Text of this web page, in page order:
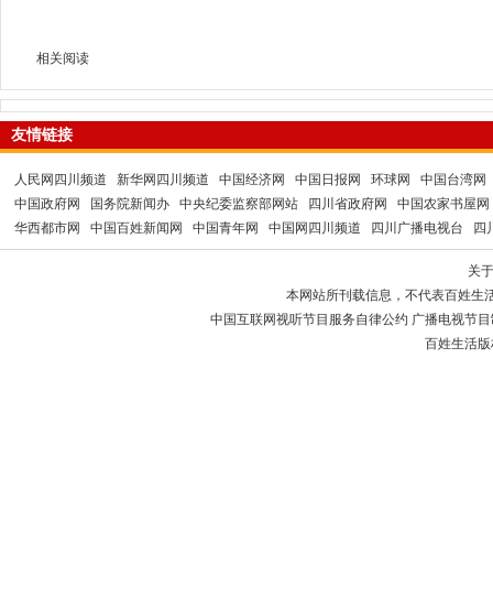
相关阅读
友情链接
人民网四川频道 新华网四川频道 中国经济网 中国日报网 环球网
中国台湾网
中国政府网
国务院新闻办 中央纪委监察部网站 四川省政府网
中国农家书屋网
华西都市网
中国百姓新闻网 中国青年网 中国网四川频道 四川广播电视台 四
关
本网站所刊载信息，不代表百姓生
中国互联网视听节目服务自律公约 广播电视节
百姓生活